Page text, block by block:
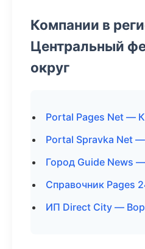
Компании в
Центральный
округ
Portal Pages Net —
Portal Spravka Net
Город Guide News
Справочник Pages
ИП Direct City —